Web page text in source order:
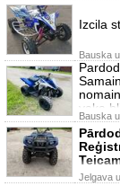
Izcila
Bauska
vaka
Bauska
Jelgava